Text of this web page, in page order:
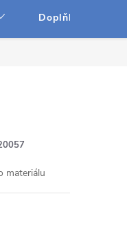
Doplňky a
materiálu